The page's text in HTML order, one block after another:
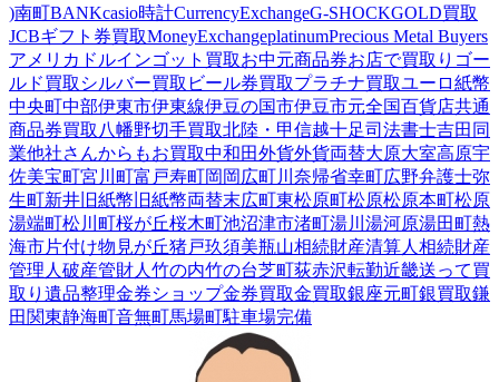
)南町BANKcasio時計CurrencyExchangeG-SHOCKGOLD買取
JCBギフト券買取MoneyExchangeplatinumPrecious Metal Buyers
アメリカドルインゴット買取お中元商品券お店で買取り ゴー
ルド買取 シルバー買取 ビール券買取プラチナ買取ユーロ紙幣
中央町中部伊東市伊東線伊豆の国市伊豆市元全国百貨店共通
商品券買取 八幡野切手買取北陸・甲信越十足司法書士吉田 同
業他社さんからもお買取中和田外貨外貨両替大原大室高原宇
佐美宝町宮川町富戸寿町岡 岡広町川奈帰省幸町広野弁護士弥
生町新井 旧紙幣 旧紙幣両替末広町東松原町松原松原本町松原
湯端町松川町桜が丘桜木町池沼津市渚町湯川 湯河原湯田町熱
海市片付け物見が丘猪戸玖須美瓶山相続財産清算人 相続財産
管理人 破産管財人 竹の内竹の台芝町荻赤沢転勤近畿送って買
取り 遺品整理金券ショップ金券買取金買取銀座元町銀買取鎌
田 関東静海町音無町馬場町駐車場完備